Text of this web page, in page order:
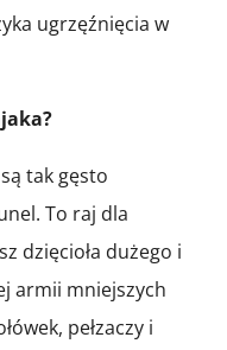
ugrzęźnięcia w
tak gęsto
To raj dla
dzięcioła dużego i
armii mniejszych
pełzaczy i